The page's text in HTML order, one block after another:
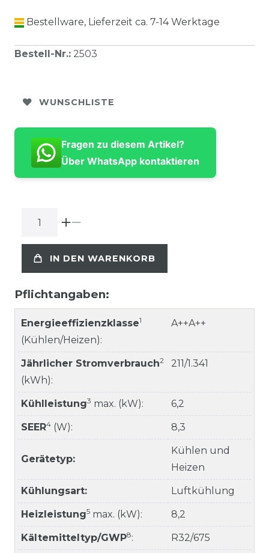
Bestellware, Lieferzeit ca. 7-14 Werktage
Bestell-Nr.: 2503
WUNSCHLISTE
Fragen zu diesem Artikel?
Über WhatsApp kontaktieren
IN DEN WARENKORB
Pflichtangaben:
Energieeffizienzklasse1
(Kühlen/Heizen):
A++A++
Jährlicher Stromverbrauch2
(kWh):
211/1.341
Kühlleistung3 max. (kW): 6,2
SEER4 (W): 8,3
Gerätetyp:
Kühlen und
Heizen
Kühlungsart: Luftkühlung
Heizleistung5 max. (kW): 8,2
Kältemitteltyp/GWP8: R32/675